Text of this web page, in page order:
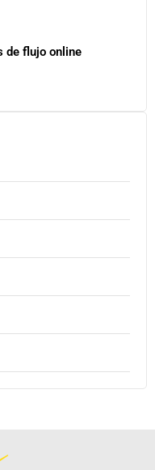
de flujo online